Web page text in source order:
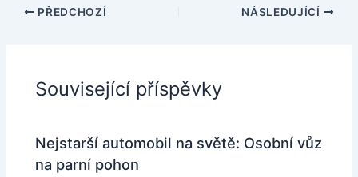
PŘEDCHOZÍ NÁSLEDUJÍCÍ
Související příspěvky
Nejstarší automobil na světě: Osobní vůz
na parní pohon